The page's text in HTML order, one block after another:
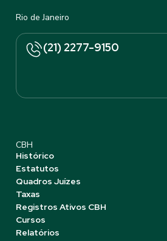
Rio de Janeiro
(21) 2277-9150
CBH
Histórico
Estatutos
Quadros Juízes
Taxas
Registros Ativos CBH
Cursos
Relatórios